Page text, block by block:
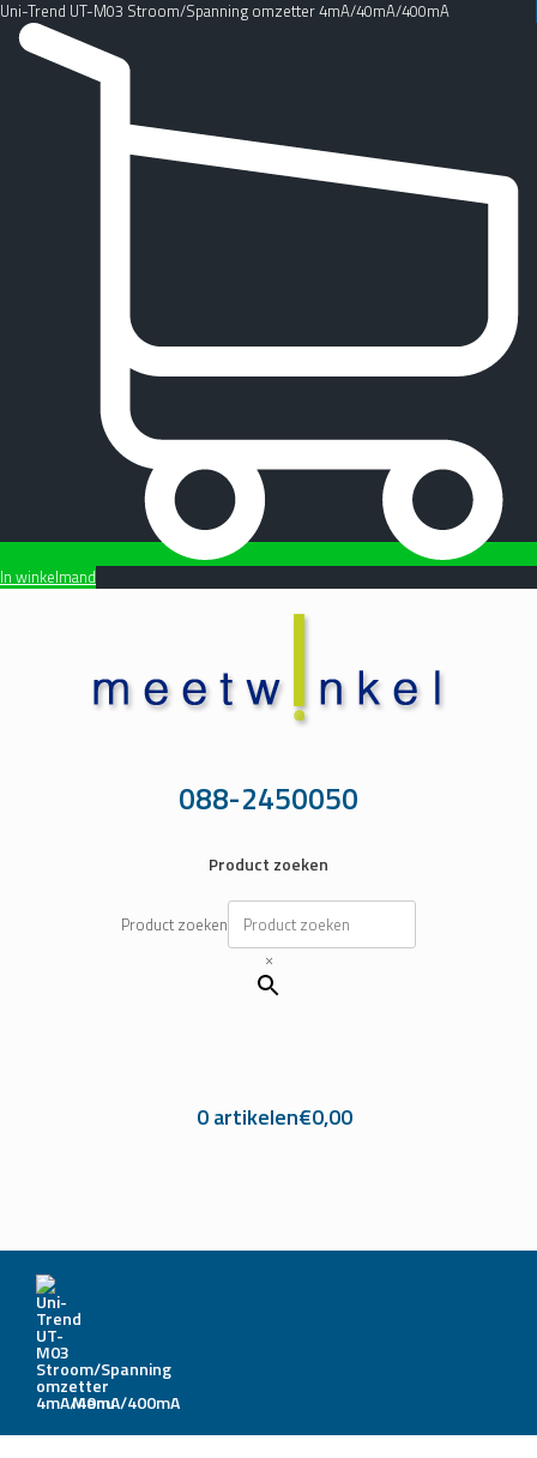
Uni-Trend UT-M03 Stroom/Spanning omzetter 4mA/40mA/400mA
In winkelmand
088-2450050
Product zoeken
Product zoeken
×
0 artikelen€0,00
Menu